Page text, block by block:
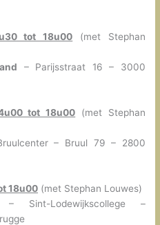
tot 18u00 (met Stephan
– Parijsstraat 16 – 3000
tot 18u00 (met Stephan
– Bruul 79 – 2800
18u00 (met Stephan Louwes)
– Sint-Lodewijkscollege –